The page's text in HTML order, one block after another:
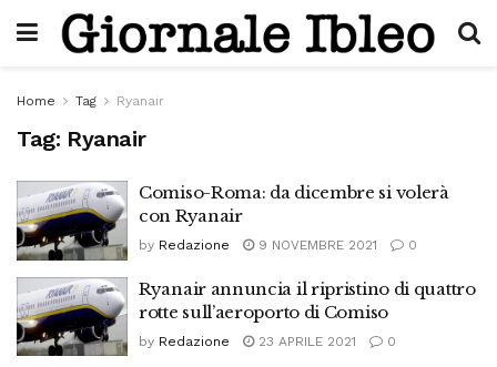
Home Tag Ryanair
Tag: Ryanair
Comiso-Roma: da dicembre si volerà
con Ryanair
by Redazione 9 NOVEMBRE 2021 0
Ryanair annuncia il ripristino di quattro
rotte sull’aeroporto di Comiso
by Redazione 23 APRILE 2021 0